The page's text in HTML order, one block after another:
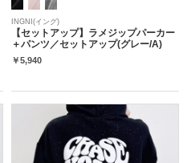
INGNI(イング)
【セットアップ】ラメジップパーカー
＋パンツ／セットアップ(グレー/A)
￥5,940